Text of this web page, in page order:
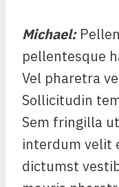
Michael:
pellentesque
Vel pharetra
Sollicitudin
Sem fringilla
interdum velit
dictumst